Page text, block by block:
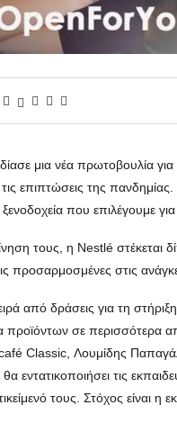
μια νέα πρωτοβουλία
επιπτώσεις της
που επιλέγουμε
τους, η Nestlé στέκεται
προσαρμοσμένες στις
από δράσεις για τη
προϊόντων σε περισσότερα
Classic, Λουμίδης
τις
τους. Στόχος είναι η